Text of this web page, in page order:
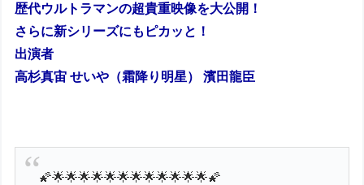
歴代ウルトラマンの超貴重映像を大公開！
さらに新シリーズにもピカッと！
出演者
高杉真宙 せいや（霜降り明星） 濱田龍臣
🌠🌟🌟🌟🌟🌟🌟🌟🌟🌟🌟🌟🌟🌠